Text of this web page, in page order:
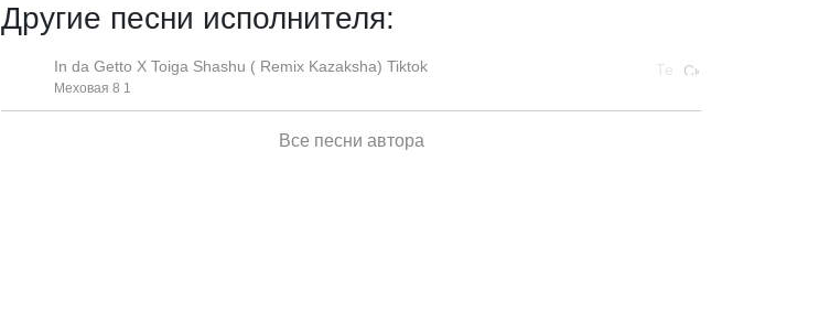
Другие песни исполнителя:
In da Getto X Toiga Shashu ( Remix Kazaksha) Tiktok
Меховая 8 1
Все песни автора